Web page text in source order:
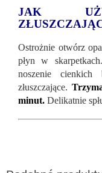
JAK
Ostrożnie otwórz
płyn w
noszenie cienkich
złuszczające.
minut. Delikatnie